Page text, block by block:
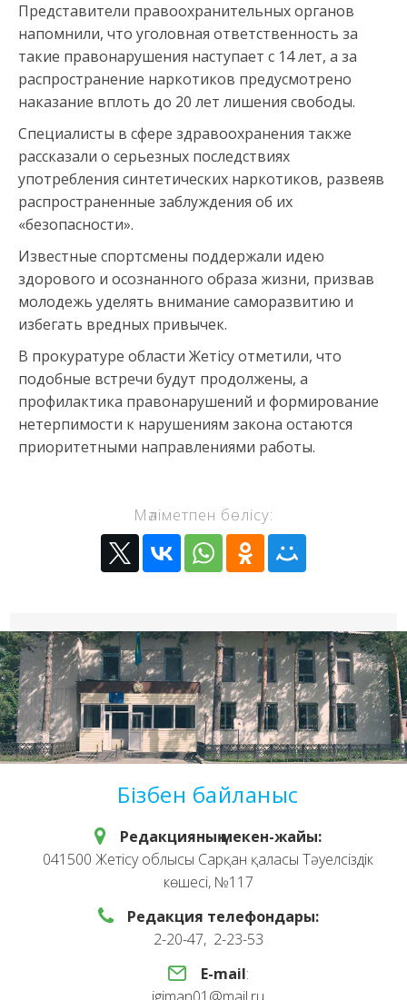
Представители правоохранительных органов
напомнили, что уголовная ответственность за
такие правонарушения наступает с 14 лет, а за
распространение наркотиков предусмотрено
наказание вплоть до 20 лет лишения свободы.
Специалисты в сфере здравоохранения также
рассказали о серьезных последствиях
употребления синтетических наркотиков, развеяв
распространенные заблуждения об их
«безопасности».
Известные спортсмены поддержали идею
здорового и осознанного образа жизни, призвав
молодежь уделять внимание саморазвитию и
избегать вредных привычек.
В прокуратуре области Жетісу отметили, что
подобные встречи будут продолжены, а
профилактика правонарушений и формирование
нетерпимости к нарушениям закона остаются
приоритетными направлениями работы.
Мәліметпен бөлісу:
Бізбен байланыс
Редакцияның мекен-жайы:
041500 Жетісу облысы Сарқан қаласы Тәуелсіздік
көшесі, №117
Редакция телефондары:
2-20-47, 2-23-53
E-mail: